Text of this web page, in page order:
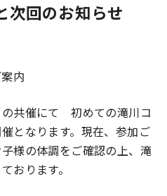
次回のお知らせ
内
共催にて 初めての滝川コ
となります。現在、参加ご
様の体調をご確認の上、滝
おります。